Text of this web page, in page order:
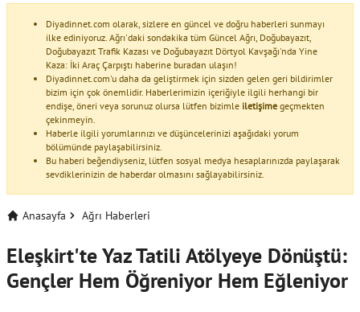
Diyadinnet.com olarak, sizlere en güncel ve doğru haberleri sunmayı
ilke ediniyoruz. Ağrı'daki sondakika tüm Güncel Ağrı, Doğubayazıt,
Doğubayazıt Trafik Kazası ve Doğubayazıt Dörtyol Kavşağı'nda Yine
Kaza: İki Araç Çarpıştı haberine buradan ulaşın!
Diyadinnet.com'u daha da geliştirmek için sizden gelen geri bildirimler
bizim için çok önemlidir. Haberlerimizin içeriğiyle ilgili herhangi bir
endişe, öneri veya sorunuz olursa lütfen bizimle iletişime geçmekten
çekinmeyin.
Haberle ilgili yorumlarınızı ve düşüncelerinizi aşağıdaki yorum
bölümünde paylaşabilirsiniz.
Bu haberi beğendiyseniz, lütfen sosyal medya hesaplarınızda paylaşarak
sevdiklerinizin de haberdar olmasını sağlayabilirsiniz.
Anasayfa Ağrı Haberleri
Eleşkirt'te Yaz Tatili Atölyeye Dönüştü:
Gençler Hem Öğreniyor Hem Eğleniyor